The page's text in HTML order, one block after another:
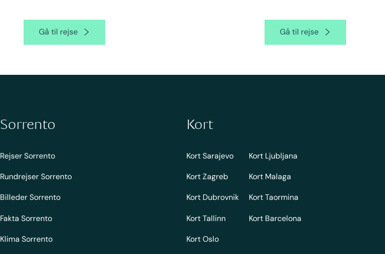
Gå til rejse Gå til rejse
Sorrento
Rejser Sorrento
Rundrejser Sorrento
Billeder Sorrento
Fakta Sorrento
Klima Sorrento
Kort
Kort Sarajevo
Kort Zagreb
Kort Dubrovnik
Kort Tallinn
Kort Oslo
Kort Ljubljana
Kort Malaga
Kort Taormina
Kort Barcelona